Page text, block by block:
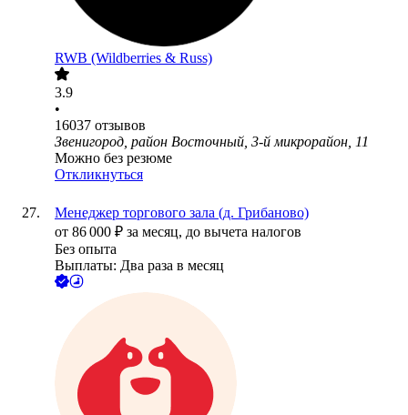
RWB (Wildberries & Russ)
3.9
•
16037 отзывов
Звенигород, район Восточный, 3-й микрорайон, 11
Можно без резюме
Откликнуться
Менеджер торгового зала (д. Грибаново)
от 86 000 ₽ за месяц, до вычета налогов
Без опыта
Выплаты: Два раза в месяц